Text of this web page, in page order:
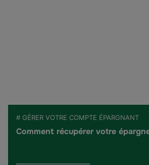
# GÉRER VOTRE COMPTE ÉPARGNANT
Comment récupérer votre